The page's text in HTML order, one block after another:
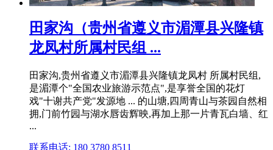
田家沟（贵州省遵义市湄潭县兴隆镇
龙凤村所属村民组 ...
田家沟,贵州省遵义市湄潭县兴隆镇龙凤村 所属村民组,
是湄潭个"全国农业旅游示范点",是享誉全国的花灯
戏"十谢共产党"发源地 ... 的山塘,四周青山与茶园自然相
拥,门前竹园与湖水唇齿辉映,再加上那一片青瓦白墙、红
...
联系电话: 180 3780 8511